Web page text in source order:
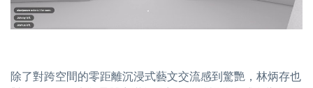
除了對跨空間的零距離沉浸式藝文交流感到驚艷，林炳存也